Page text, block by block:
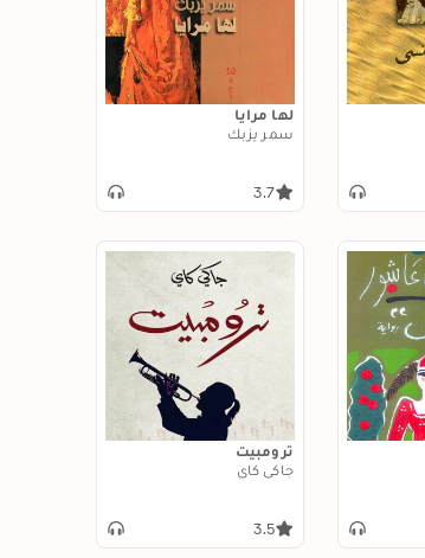
لها مرايا
سمر يزبك
3.7
ترومبيت
جاكي كاي
3.5